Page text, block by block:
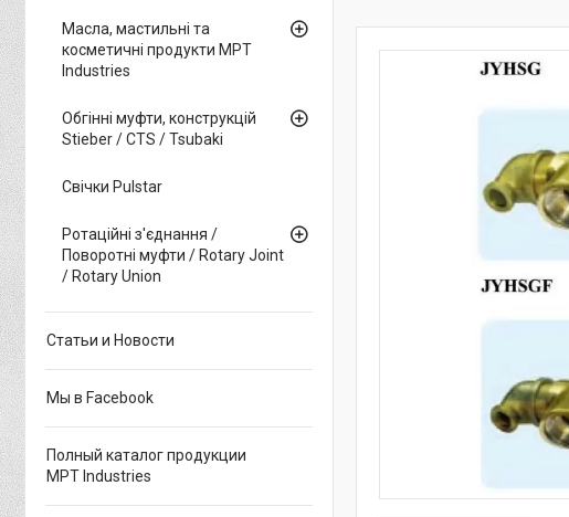
Масла, мастильні та
косметичні продукти MPT
Industries
Обгінні муфти, конструкцій
Stieber / CTS / Tsubaki
Свічки Pulstar
Ротаційні з'єднання /
Поворотні муфти / Rotary Joint
/ Rotary Union
Статьи и Новости
Мы в Facebook
Полный каталог продукции
MPT Industries